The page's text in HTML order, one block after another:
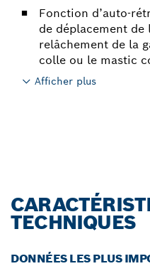
Fonction d’auto-
de déplacement
relâchement de la
colle ou le mastic
Afficher plus
TECHNIQUES
DONNÉES LES PLUS